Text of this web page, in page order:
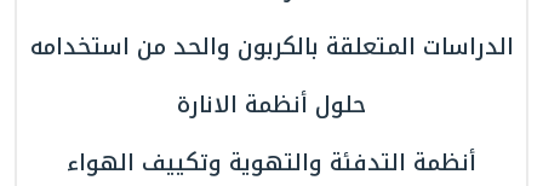
الدراسات المتعلقة بالكربون والحد من استخدامه
حلول أنظمة الانارة
أنظمة التدفئة والتهوية وتكييف الهواء